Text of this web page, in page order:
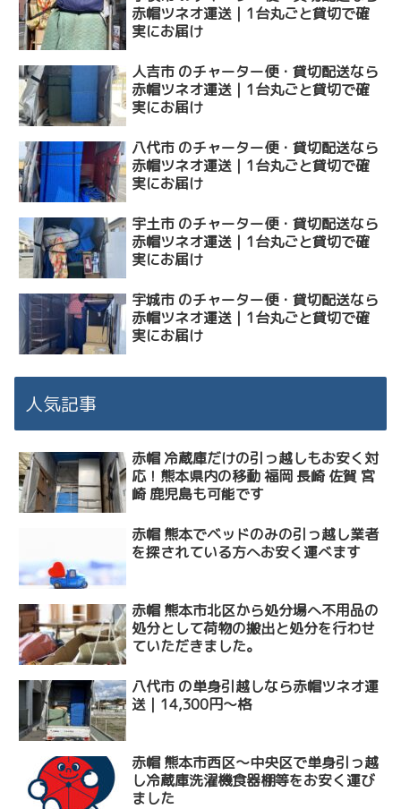
赤帽ツネオ運送｜1台丸ごと貸切で確
実にお届け
人吉市 のチャーター便・貸切配送なら
赤帽ツネオ運送｜1台丸ごと貸切で確
実にお届け
八代市 のチャーター便・貸切配送なら
赤帽ツネオ運送｜1台丸ごと貸切で確
実にお届け
宇土市 のチャーター便・貸切配送なら
赤帽ツネオ運送｜1台丸ごと貸切で確
実にお届け
宇城市 のチャーター便・貸切配送なら
赤帽ツネオ運送｜1台丸ごと貸切で確
実にお届け
人気記事
赤帽 冷蔵庫だけの引っ越しもお安く対
応！熊本県内の移動 福岡 長崎 佐賀 宮
崎 鹿児島も可能です
赤帽 熊本でベッドのみの引っ越し業者
を探されている方へお安く運べます
赤帽 熊本市北区から処分場へ不用品の
処分として荷物の搬出と処分を行わせ
ていただきました。
八代市 の単身引越しなら赤帽ツネオ運
送｜14,300円〜格
赤帽 熊本市西区〜中央区で単身引っ越
し冷蔵庫洗濯機食器棚等をお安く運び
ました